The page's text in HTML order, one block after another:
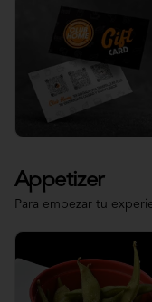
Appetizer
Para empezar tu